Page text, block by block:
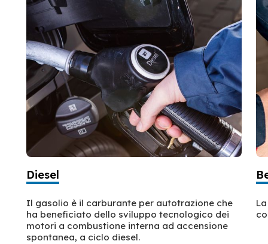
Diesel
Il gasolio è il carburante per autotrazione che
ha beneficiato dello sviluppo tecnologico dei
motori a combustione interna ad accensione
spontanea, a ciclo diesel.